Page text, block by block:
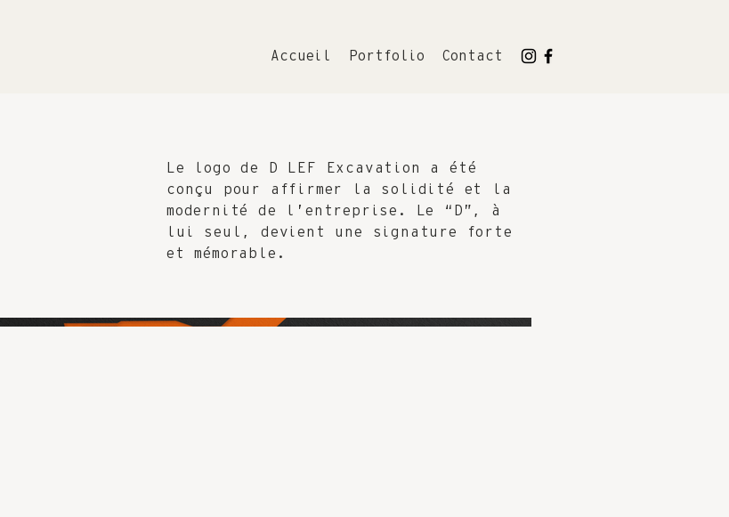
Accueil Portfolio Contact
Le logo de D LEF Excavation a été
conçu pour affirmer la solidité et la
modernité de l’entreprise. Le “D”, à
lui seul, devient une signature forte
et mémorable.